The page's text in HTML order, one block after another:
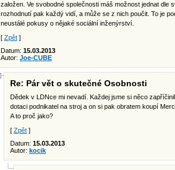
založen. Ve svobodné společnosti máš možnost jednat dle
rozhodnutí pak každý vidí, a může se z nich poučit. To je
neustálé pokusy o nějaké sociální inženýrství.
[ Zpět ]
Datum: 15.03.2013
Autor: Joe-CUBE
Re: Pár vět o skutečné Osobnosti
Dědek v LDNce mi nevadí. Každej jsme si něco
dotaci podnikatel na stroj a on si pak obratem koupí
A to proč jako?
[ Zpět ]
Datum: 15.03.2013
Autor: kocik